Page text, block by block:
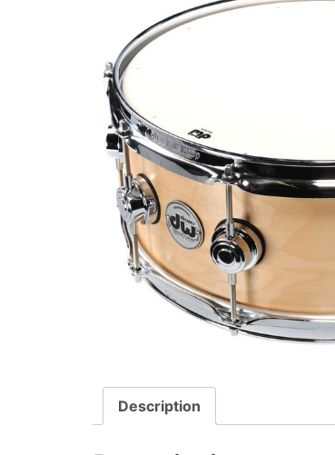
Description